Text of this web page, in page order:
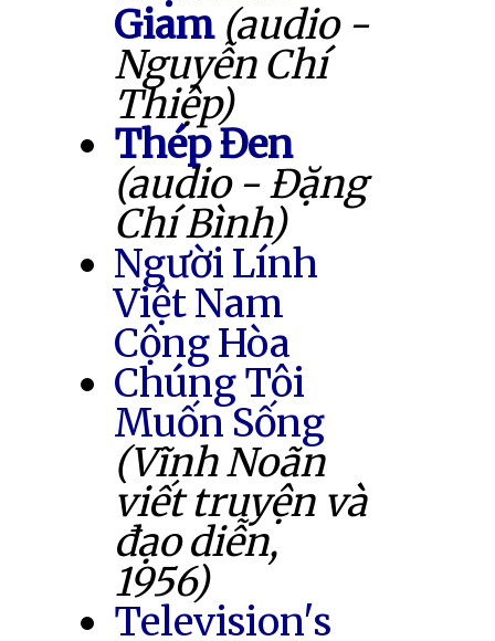
Giam (audio -
Nguyễn Chí
Thiệp)
Thép Đen
(audio - Đặng
Chí Bình)
Người Lính
Việt Nam
Cộng Hòa
Chúng Tôi
Muốn Sống
(Vĩnh Noãn
viết truyện và
đạo diễn,
1956)
Television's